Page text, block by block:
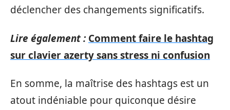
déclencher des changements significatifs.
Lire également : Comment faire le hashtag
sur clavier azerty sans stress ni confusion
En somme, la maîtrise des hashtags est un
atout indéniable pour quiconque désire